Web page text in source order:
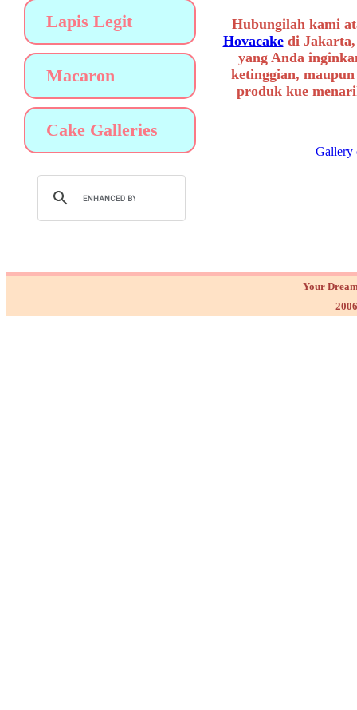
Lapis Legit
Macaron
Cake Galleries
Hubungilah kami
Hovacakedi Jakarta,
yang Anda
ketinggian,
produk kue
Gallery
Your